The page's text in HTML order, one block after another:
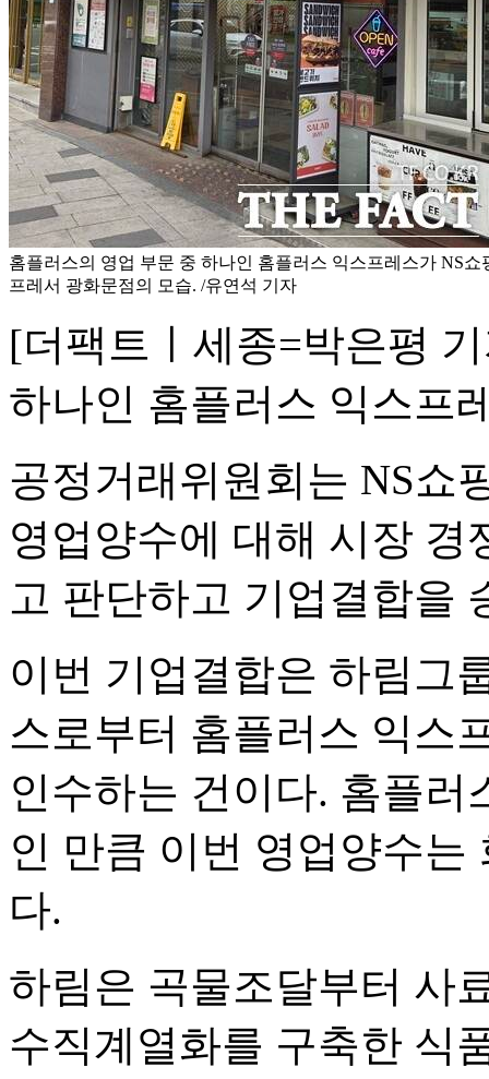
홈플러스의 영업 부문 중 하나인 홈플러스 익스프레스가 NS
프레서 광화문점의 모습. /유연석 기자
[더팩트ㅣ세종=박은평
하나인 홈플러스 익스프
공정거래위원회는 NS쇼
영업양수에 대해 시장 경
고 판단하고 기업결합을
이번 기업결합은 하림그
스로부터 홈플러스 익스
인수하는 건이다. 홈플
인 만큼 이번 영업양수
다.
하림은 곡물조달부터 사
수직계열화를 구축한 식